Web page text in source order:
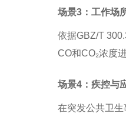
场景3：工作场
依据GBZ/T
CO和CO₂浓度
场景4：疾控与
在突发公共卫